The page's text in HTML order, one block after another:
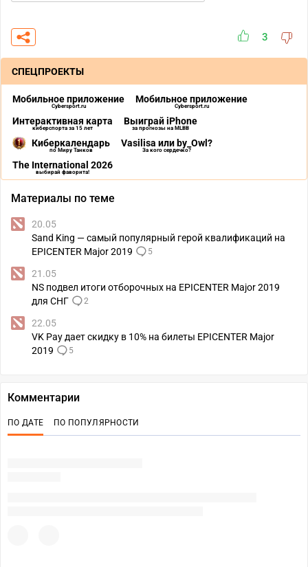
3
СПЕЦПРОЕКТЫ
Мобильное приложение
Cybersport.ru
Мобильное приложение
Cybersport.ru
Интерактивная карта
киберспорта за 15 лет
Выиграй iPhone
за прогнозы на MLBB
Киберкалендарь
по Миру Танков
Vasilisa или by_Owl?
За кого сердечко?
The International 2026
выбирай фаворита!
Материалы по теме
20.05
Sand King — самый популярный герой квалификаций на
EPICENTER Major 2019
5
21.05
NS подвел итоги отборочных на EPICENTER Major 2019
для СНГ
2
22.05
VK Pay дает скидку в 10% на билеты EPICENTER Major
2019
5
Комментарии
ПО ДАТЕ ПО ПОПУЛЯРНОСТИ